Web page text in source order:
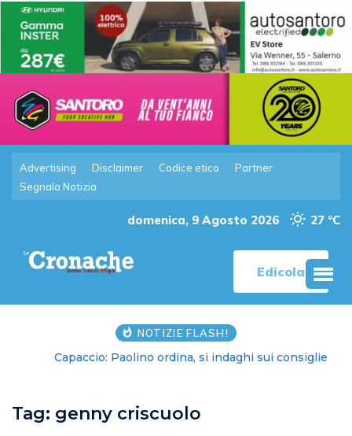
Advertising Disclaimer Codice etico
Partner
Segnala Notizia
domenica, 9 Agosto 2026 27 °C
Edicola
NOTIZIE FLASH!
Capaccio: Paolino ordina, si indaghi sui consiglieri